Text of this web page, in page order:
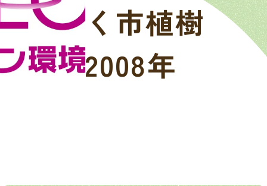
く市植樹
2008年